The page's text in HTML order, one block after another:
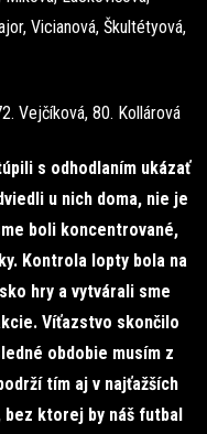
Vicianová, Škultétyová,
Vejčíková, 80. Kollárová
s odhodlaním ukázať
u nich doma, nie je
boli koncentrované,
Kontrola lopty bola na
hry a vytvárali sme
Víťazstvo skončilo
obdobie musím z
tím aj v najťažších
bez ktorej by náš futbal